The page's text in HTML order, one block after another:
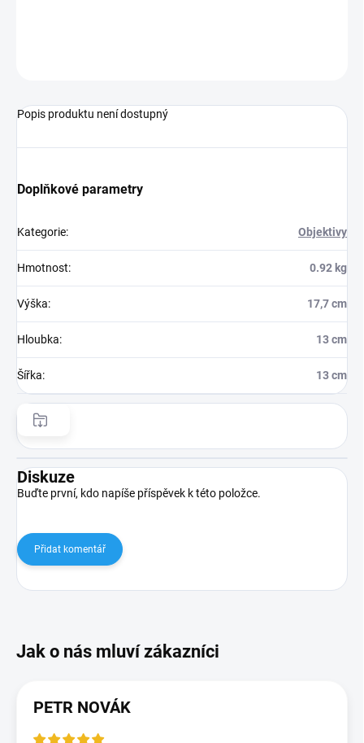
Popis produktu není dostupný
Doplňkové parametry
Kategorie: Objektivy
Hmotnost: 0.92 kg
Výška: 17,7 cm
Hloubka: 13 cm
Šířka: 13 cm
Diskuze
Buďte první, kdo napíše příspěvek k této položce.
Přidat komentář
PETR NOVÁK